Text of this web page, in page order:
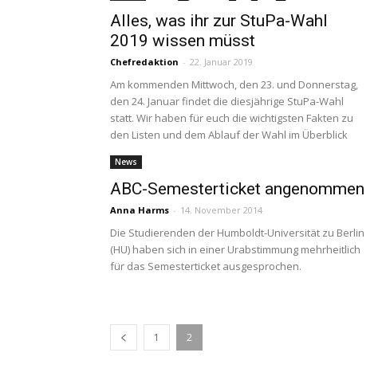
Alles, was ihr zur StuPa-Wahl
2019 wissen müsst
Chefredaktion - 22. Januar 2019
Am kommenden Mittwoch, den 23. und Donnerstag,
den 24. Januar findet die diesjährige StuPa-Wahl
statt. Wir haben für euch die wichtigsten Fakten zu
den Listen und dem Ablauf der Wahl im Überblick
News
ABC-Semesterticket angenommen
Anna Harms - 14. November 2014
Die Studierenden der Humboldt-Universität zu Berlin
(HU) haben sich in einer Urabstimmung mehrheitlich
für das Semesterticket ausgesprochen.
1 2